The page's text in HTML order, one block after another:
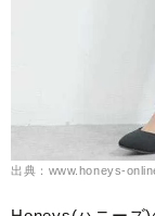
出典：www.honeys-